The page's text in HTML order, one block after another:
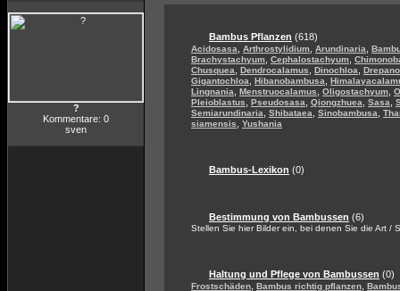
?
Kommentare: 0
sven
Bambus Pflanzen (618)
Acidosasa Arthrostylidium Arundinaria
Brachystachyum Cephalostachyum
Chusquea
Dendrocalamus Dinochloa
Gigantochloa
Hibanobambusa
Lingnania
Menstruocalamus Oligostachyum
Pleioblastus
Pseudosasa Qiongzhuea Sasa
Semiarundinaria
Shibataea Sinobambusa
siamensis
Yushania
Bambus-Lexikon (0)
Bestimmung von Bambussen (6)
Stellen Sie hier Bilder ein, bei denen Sie die Art /
Haltung und Pflege von Bambussen (0)
Frostschäden Bambus richtig pflanzen